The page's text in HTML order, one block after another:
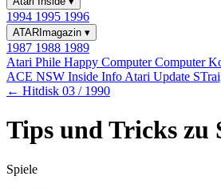
1994 1995 1996
ATARImagazin ▾
1987 1988 1989
Atari Phile Happy ComputerComputer
ACE NSW Inside Info Atari Update
← Hitdisk 03 / 1990
Tips und Tricks zu
Spiele